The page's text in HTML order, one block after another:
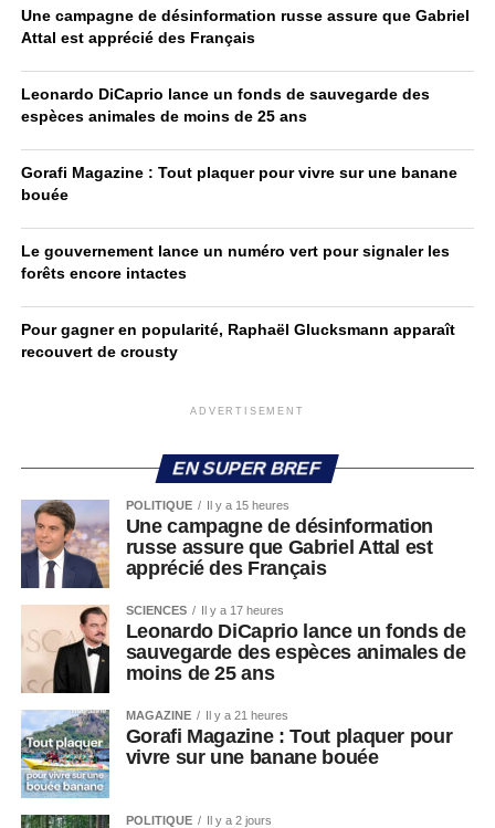
Une campagne de désinformation russe assure que Gabriel
Attal est apprécié des Français
Leonardo DiCaprio lance un fonds de sauvegarde des
espèces animales de moins de 25 ans
Gorafi Magazine : Tout plaquer pour vivre sur une banane
bouée
Le gouvernement lance un numéro vert pour signaler les
forêts encore intactes
Pour gagner en popularité, Raphaël Glucksmann apparaît
recouvert de crousty
ADVERTISEMENT
EN SUPER BREF
POLITIQUE Il y a 15 heures
Une campagne de désinformation
russe assure que Gabriel Attal est
apprécié des Français
SCIENCES Il y a 17 heures
Leonardo DiCaprio lance un fonds de
sauvegarde des espèces animales de
moins de 25 ans
MAGAZINE Il y a 21 heures
Gorafi Magazine : Tout plaquer pour
vivre sur une banane bouée
POLITIQUE Il y a 2 jours